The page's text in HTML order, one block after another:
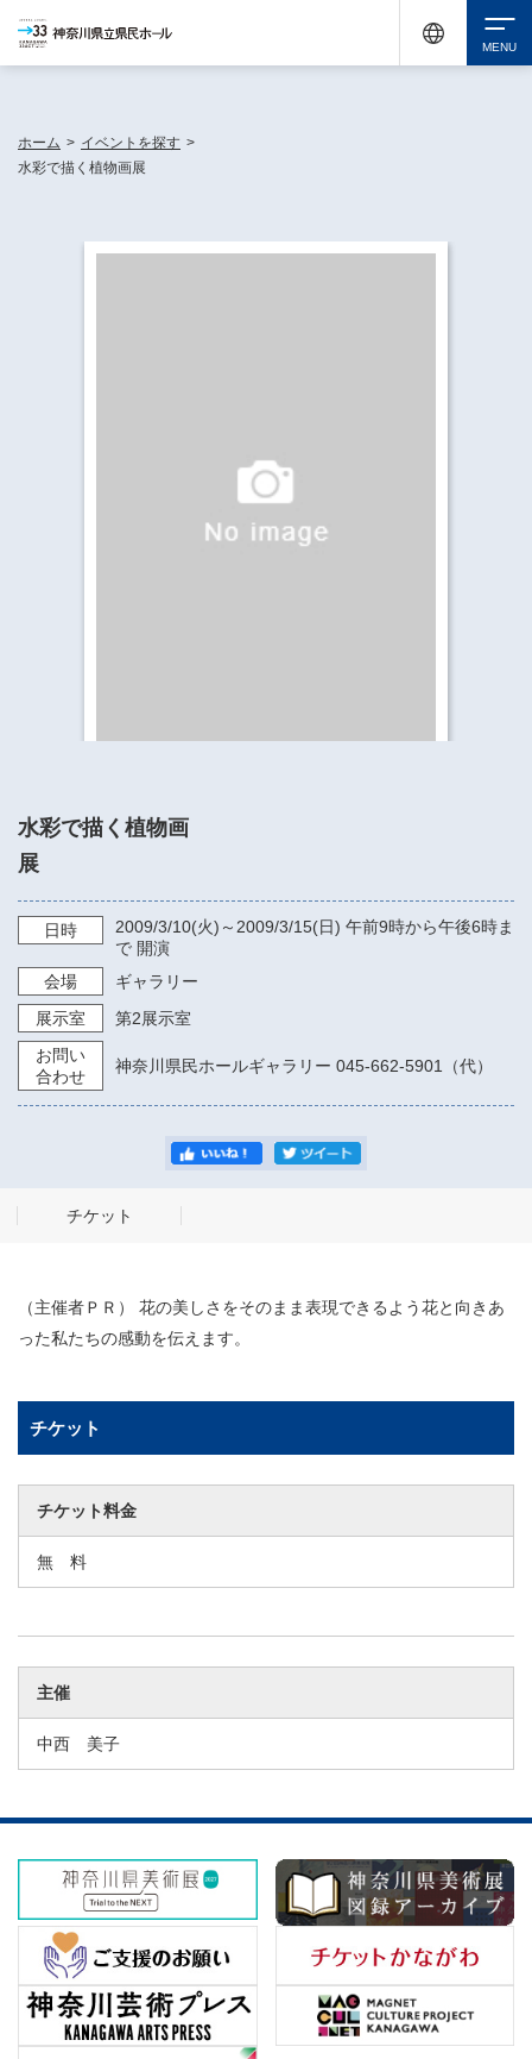
ホーム > イベントを探す >
水彩で描く植物画展
水彩で描く植物画
展
日時 2009/3/10(火)～ 2009/3/15(日) 午前9時から午後6時ま
で 開演
会場
ギャラリー
展示室
第2展示室
お問い
合わせ
神奈川県民ホールギャラリー 045-662-5901（代）
チケット
（主催者ＰＲ） 花の美しさをそのまま表現できるよう花と向きあ
った私たちの感動を伝えます。
チケット
チケット料金
無 料
主催
中西 美子